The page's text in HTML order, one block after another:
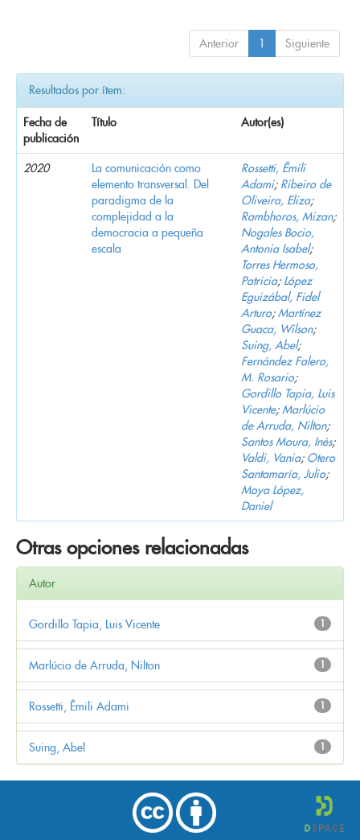
Anterior 1 Siguiente
Resultados por ítem:
Fecha de
publicación
Título Autor(es)
2020
La comunicación como
elemento transversal. Del
paradigma de la
complejidad a la
democracia a pequeña
escala
Rossetti, Êmili
Adami; Ribeiro de
Oliveira, Eliza;
Rambhoros, Mizan;
Nogales Bocio,
Antonia Isabel;
Torres Hermoso,
Patricia; López
Eguizábal, Fidel
Arturo;Martínez
Guaca, Wilson;
Suing, Abel;
Fernández Falero,
M. Rosario;
Gordillo Tapia, Luis
Vicente;Marlúcio
de Arruda, Nilton;
Santos Moura, Inés;
Valdi, Vania; Otero
Santamaría, Julio;
Moya López,
Daniel
Otras opciones relacionadas
Autor
1
Gordillo Tapia, Luis Vicente
1
Marlúcio de Arruda, Nilton
1
Rossetti, Êmili Adami
1
Suing, Abel